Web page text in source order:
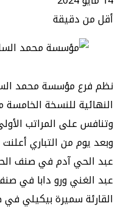
أقل من دقيقة
فيسبوك
ماسنجر
ماسنجر
واتساب
تيلقرام
مشاركة
النهائية للنسخة
وتنافس على المراتب الأولى في هذه التصفيات
وبعد يوم من التباري
عبد الحي آدم في صنف
عبد الغني ورو دابا في
القارئة سميرة بيكيلي